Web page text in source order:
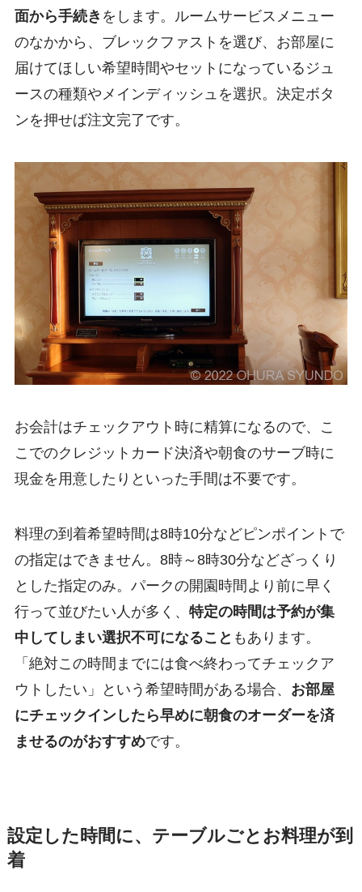
面から手続き をします。ルームサービスメニュー
のなかから、ブレックファストを選び、お部屋に
届けてほしい希望時間やセットになっているジュ
ースの種類やメインディッシュを選択。決定ボタ
ンを押せば注文完了です。
お会計はチェックアウト時に精算になるので、こ
こでのクレジットカード決済や朝食のサーブ時に
現金を用意したりといった手間は不要です。
料理の到着希望時間は8時10分などピンポイントで
の指定はできません。8時～8時30分などざっくり
とした指定のみ。パークの開園時間より前に早く
行って並びたい人が多く、 特定の時間は予約が集
中してしまい選択不可になること もあります。
「絶対この時間までには食べ終わってチェックア
ウトしたい」という希望時間がある場合、 お部屋
にチェックインしたら早めに朝食のオーダーを済
ませるのがおすすめです。
設定した時間に、テーブルごとお料理が到
着